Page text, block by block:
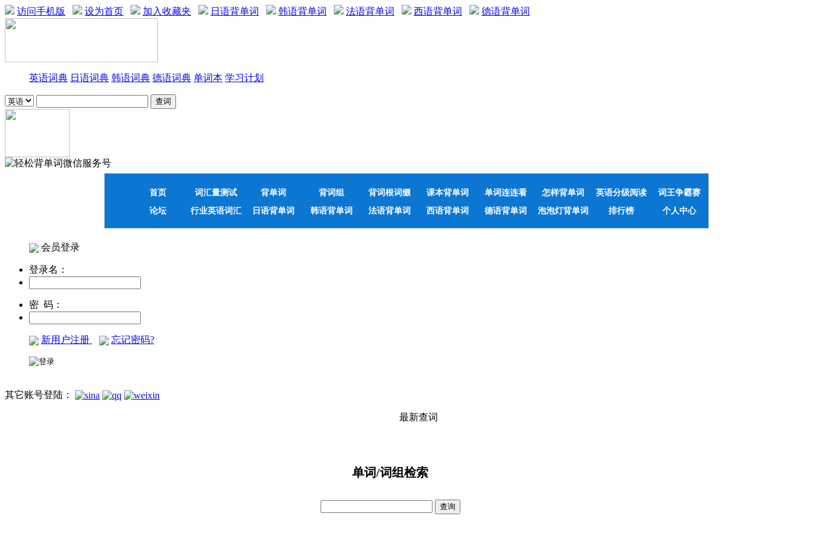
访问手机版 设为首页 加入收藏夹 日语背单词 韩语背单词 法语背单词 西语背单词 德语背单词
英语词典 日语词典 韩语词典 德语词典 单词本 学习计划
首页 词汇量测试 背单词 背词组 背词根词缀 课本背单词 单词连连看 怎样背单词 英语分级阅读
词王争霸赛
论坛
行业英语词汇 日语背单词 韩语背单词 法语背单词 西语背单词 德语背单词 泡泡灯背单词 排行榜 个人中心
会员登录
登录名：
密 码：
新用户注册 忘记密码?
其它账号登陆：
最新查词
单词/词组检索